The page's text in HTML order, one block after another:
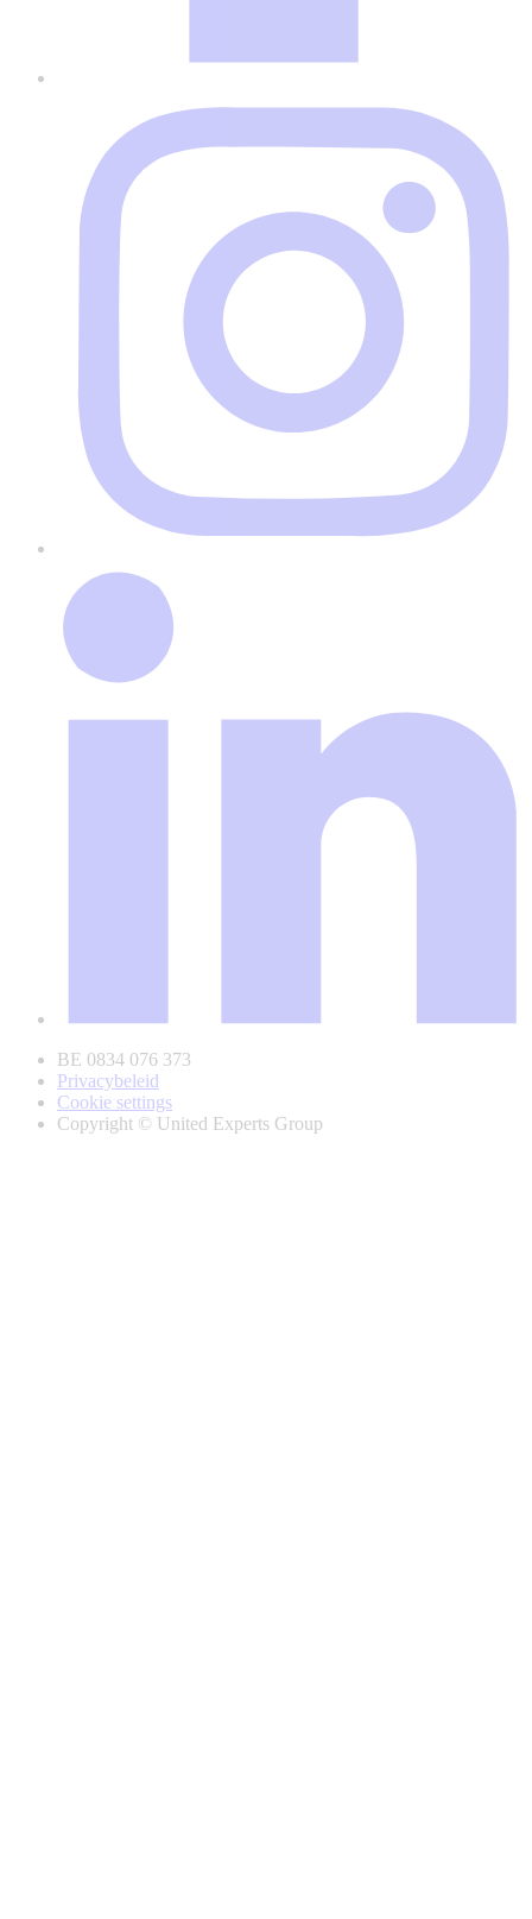
BE 0834 076 373
Privacybeleid
Cookie settings
Copyright © United Experts Group